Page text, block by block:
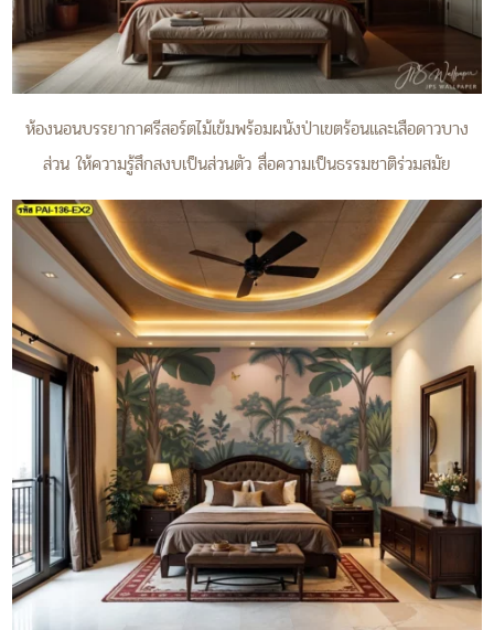
ห้องนอนบรรยากาศรีสอร์ตไม้เข้มพร้อมผนังป่าเขตร้อนและเสือดาวบาง
ส่วน ให้ความรู้สึกสงบเป็นส่วนตัว สื่อความเป็นธรรมชาติร่วมสมัย